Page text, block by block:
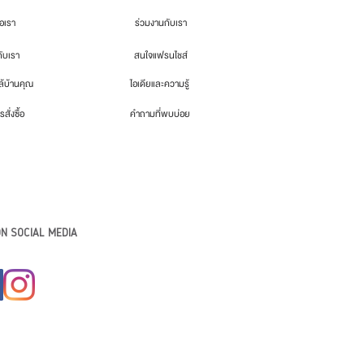
รา
เรา
บ้านคุณ
สั่งซื้อ
ร่วมงานกับเรา
สนใจแฟรนไชส์
ไอเดียและความรู้
คำถามที่พบบ่อย
SOCIAL MEDIA